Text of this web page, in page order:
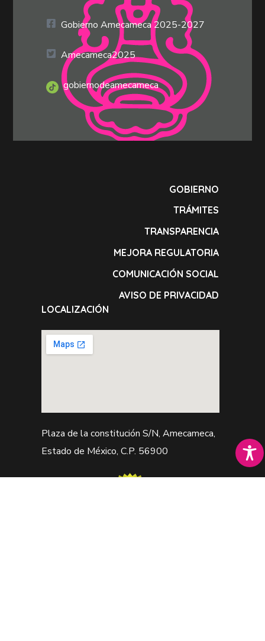
Gobierno Amecameca 2025-2027
Amecameca2025
gobiernodeamecameca
GOBIERNO
TRÁMITES
TRANSPARENCIA
MEJORA REGULATORIA
COMUNICACIÓN SOCIAL
AVISO DE PRIVACIDAD
LOCALIZACIÓN
Plaza de la constitución S/N, Amecameca,
Estado de México, C.P. 56900